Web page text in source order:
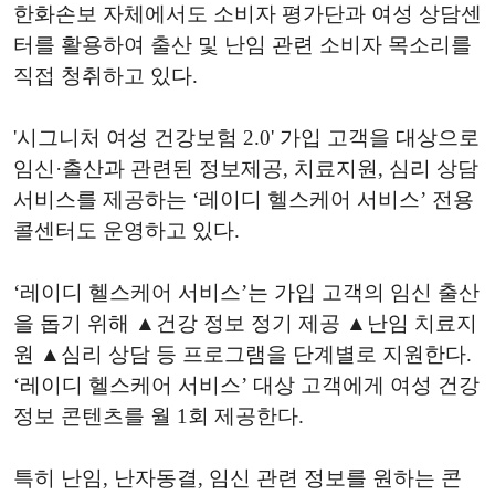
한화손보 자체에서도 소비자 평가단과 여성 상담센
터를 활용하여 출산 및 난임 관련 소비자 목소리를
직접 청취하고 있다.
'시그니처 여성 건강보험 2.0' 가입 고객을 대상으로
임신·출산과 관련된 정보제공, 치료지원, 심리 상담
서비스를 제공하는 ‘레이디 헬스케어 서비스’ 전용
콜센터도 운영하고 있다.
‘레이디 헬스케어 서비스’는 가입 고객의 임신 출산
을 돕기 위해 ▲건강 정보 정기 제공 ▲난임 치료지
원 ▲심리 상담 등 프로그램을 단계별로 지원한다.
‘레이디 헬스케어 서비스’ 대상 고객에게 여성 건강
정보 콘텐츠를 월 1회 제공한다.
특히 난임, 난자동결, 임신 관련 정보를 원하는 콘